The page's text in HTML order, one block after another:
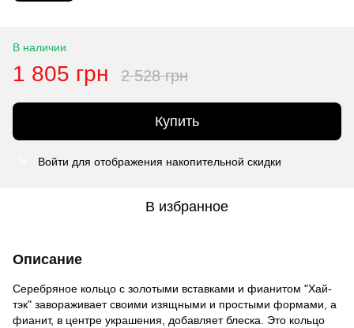
В наличии
1 805 грн 2 528 грн
Купить
Войти для отображения накопительной скидки
В избранное
Описание
Серебряное кольцо с золотыми вставками и фианитом "Хай-
тэк" завораживает своими изящными и простыми формами, а
фианит, в центре украшения, добавляет блеска. Это кольцо